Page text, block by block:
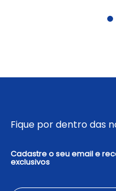
Fique por dentro das
Cadastre o seu email e
exclusivos